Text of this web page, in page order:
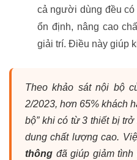
cả người dùng đều
ổn định, nâng cao
giải trí. Điều này giúp
Theo khảo sát nội bộ
2/2023, hơn 65% khách
bộ” khi có từ 3 thiết bị
dung chất lượng cao.
thông đã giúp giảm